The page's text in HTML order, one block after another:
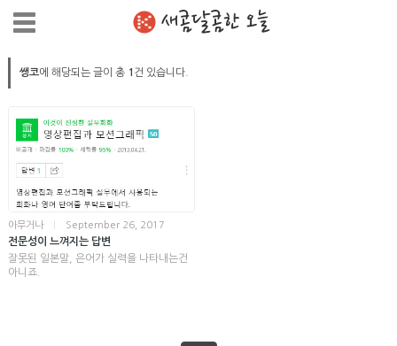
새콤달콤한 오늘
쌩코에 해당되는 글이 총 1 건 있습니다.
아무거나 September 26, 2017
전문성이 느껴지는 답변
잘못된 일본말, 은어가 실력을 나타내는건
아니죠.